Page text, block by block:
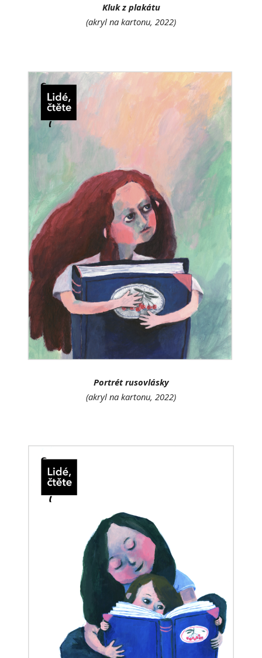
Kluk z plakátu
(akryl na kartonu, 2022)
Portrét rusovlásky
(akryl na kartonu, 2022)